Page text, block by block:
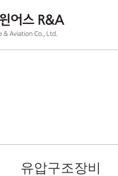
유압구조장비